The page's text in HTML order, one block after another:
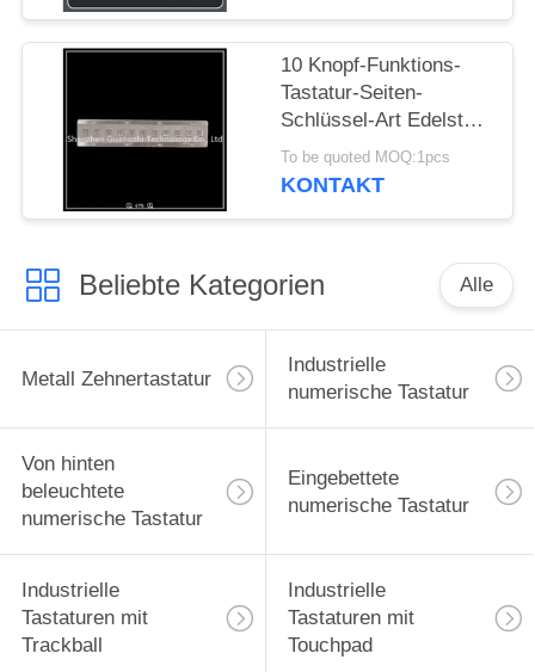
10 Knopf-Funktions-
Tastatur-Seiten-
Schlüssel-Art Edelstahl
für industrielle
Ausrüstung
To be quoted MOQ:1pcs
KONTAKT
Beliebte Kategorien Alle
Metall Zehnertastatur
Industrielle
numerische Tastatur
Von hinten
beleuchtete
numerische Tastatur
Eingebettete
numerische Tastatur
Industrielle
Tastaturen mit
Trackball
Industrielle
Tastaturen mit
Touchpad